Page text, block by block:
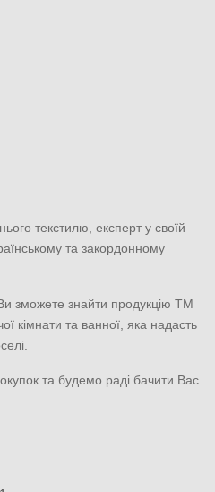
текстилю, експерт у своїй
та закордонному
зможете знайти продукцію ТМ
кімнати та ванної, яка надасть
та будемо раді бачити Вас